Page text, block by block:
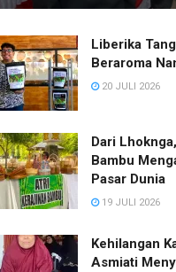
Liberika
Beraroma
20 JULI 2026
Dari
Bambu
Pasar Dunia
19 JULI 2026
Kehilangan
Asmiati